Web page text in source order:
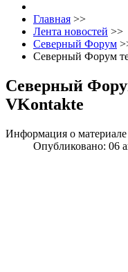
Главная >>
Лента новостей >>
Северный Форум
Северный Форум
Северный
VKontakte
Информация о материале
Опубликовано: 06